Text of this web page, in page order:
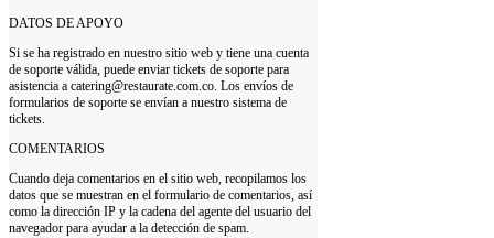
DATOS DE APOYO
Si se ha registrado en nuestro sitio web y tiene una cuenta
de soporte válida, puede enviar tickets de soporte para
asistencia a catering@restaurate.com.co. Los envíos de
formularios de soporte se envían a nuestro sistema de
tickets.
COMENTARIOS
Cuando deja comentarios en el sitio web, recopilamos los
datos que se muestran en el formulario de comentarios, así
como la dirección IP y la cadena del agente del usuario del
navegador para ayudar a la detección de spam.